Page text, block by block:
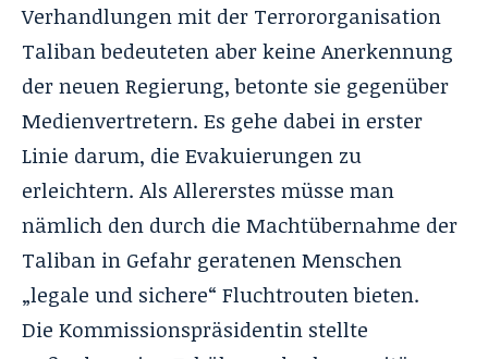
Verhandlungen mit der Terrororganisation
Taliban bedeuteten aber keine Anerkennung
der neuen Regierung, betonte sie gegenüber
Medienvertretern. Es gehe dabei in erster
Linie darum, die Evakuierungen zu
erleichtern. Als Allererstes müsse man
nämlich den durch die Machtübernahme der
Taliban in Gefahr geratenen Menschen
„legale und sichere“ Fluchtrouten bieten.
Die Kommissionspräsidentin stellte